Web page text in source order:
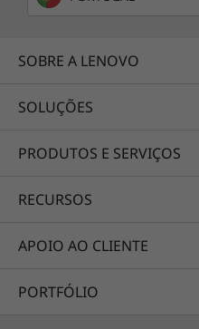
SOBRE A LENOVO
SOLUÇÕES
PRODUTOS E SERVIÇOS
RECURSOS
APOIO AO CLIENTE
PORTFÓLIO